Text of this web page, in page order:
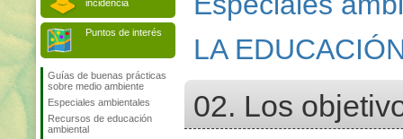
incidencia
Puntos de interés
Guías de buenas prácticas
sobre medio ambiente
Especiales ambientales
Recursos de educación
ambiental
LA
02. Los